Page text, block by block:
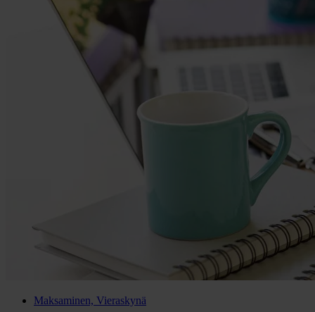
Maksaminen, Vieraskynä